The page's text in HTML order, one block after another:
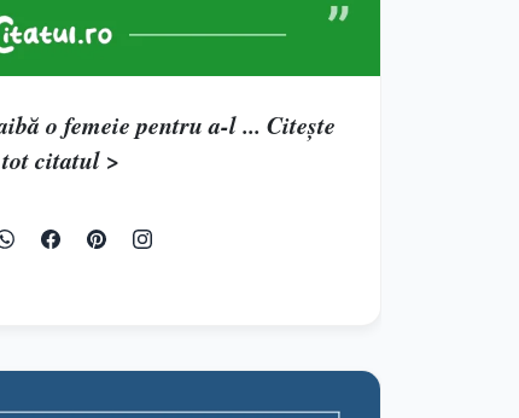
o femeie pentru a-l ... Citește
tot citatul >